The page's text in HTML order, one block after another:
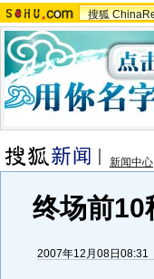
搜狐
新闻中心
终场前
2007年12月08日08:31